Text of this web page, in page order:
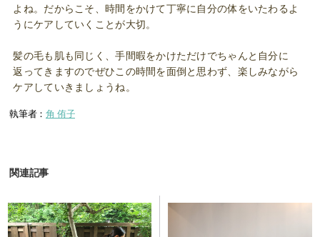
よね。だからこそ、時間をかけて丁寧に自分の体をいたわるよ
うにケアしていくことが大切。
髪の毛も肌も同じく、手間暇をかけただけでちゃんと自分に
返ってきますのでぜひこの時間を面倒と思わず、楽しみながら
ケアしていきましょうね。
執筆者： 角 侑子
関連記事